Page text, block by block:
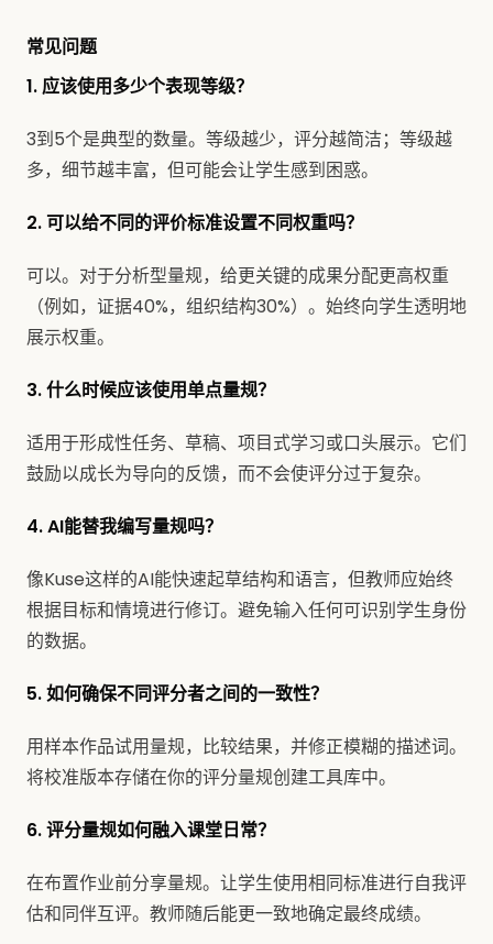
常见问题
1. 应该使用多少个表现等级？
3到5个是典型的数量。等级越少，评分越简洁；等级越
多，细节越丰富，但可能会让学生感到困惑。
2. 可以给不同的评价标准设置不同权重吗？
可以。对于分析型量规，给更关键的成果分配更高权重
（例如，证据40%，组织结构30%）。始终向学生透明地
展示权重。
3. 什么时候应该使用单点量规？
适用于形成性任务、草稿、项目式学习或口头展示。它们
鼓励以成长为导向的反馈，而不会使评分过于复杂。
4. AI能替我编写量规吗？
像Kuse这样的AI能快速起草结构和语言，但教师应始终
根据目标和情境进行修订。避免输入任何可识别学生身份
的数据。
5. 如何确保不同评分者之间的一致性？
用样本作品试用量规，比较结果，并修正模糊的描述词。
将校准版本存储在你的评分量规创建工具库中。
6. 评分量规如何融入课堂日常？
在布置作业前分享量规。让学生使用相同标准进行自我评
估和同伴互评。教师随后能更一致地确定最终成绩。